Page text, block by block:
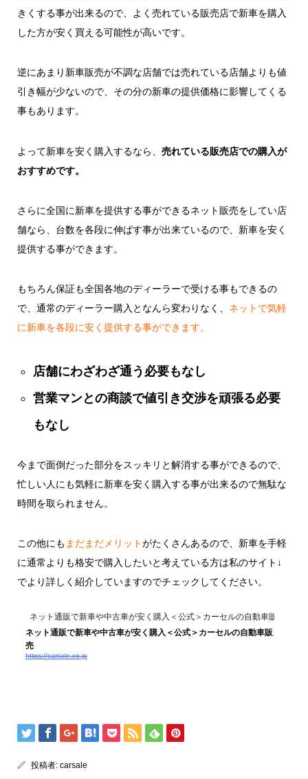
きくする事が出来るので、
よく売れている販売店で新車を購入
した方が安く買える可能性が高いです。
逆にあまり新車販売が不調な店舗では売れている店舗よりも値
引き幅が少ないので、その分の新車の提供価格に影響してくる
事もあります。
よって新車を安く購入するなら、 売れている販売店での購入が
おすすめです。
さらに全国に新車を提供する事ができるネット販売をしてい店
舗なら、台数を各段に伸ばす事が出来ているので、新車を安く
提供する事ができます。
もちろん保証も全国各地のディーラーで受ける事もできるの
で、通常のディーラー購入となんら変わりなく、 ネットで気軽
に新車を各段に安く提供する事ができます。
店舗にわざわざ通う必要もなし
営業マンとの商談で値引き交渉を頑張る必要
もなし
今まで面倒だった部分をスッキリと解消する事ができるので、
忙しい人にも気軽に新車を安く購入する事が出来るので無駄な
時間を取られません。
この他にも まだまだメリットがたくさんあるので、新車を手軽
に通常よりも格安で購入したいと考えている方は私のサイト↓
でより詳しく紹介していますのでチェックしてください。
ネット通販で新車や中古車が安く購入＜公式＞カーセルの自動車販売
ネット通販で新車や中古車が安く購入＜公式＞カーセルの自動車販
売
https://carsale.co.jp
投稿者: carsale